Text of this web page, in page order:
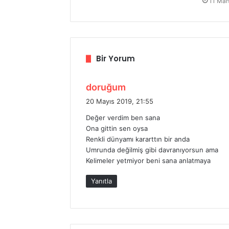
Bir Yorum
doruğum
i
k
i
:
20 Mayıs 2019, 21:55
Değer verdim ben sana
Ona gittin sen oysa
Renkli dünyamı kararttın bir anda
Umrunda değilmiş gibi davranıyorsun ama
Kelimeler yetmiyor beni sana anlatmaya
Yanıtla